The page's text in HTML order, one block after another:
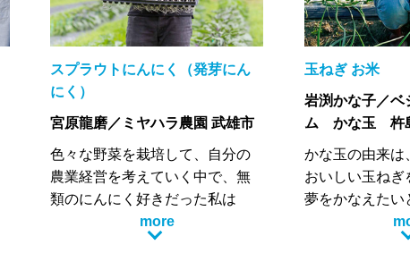
本当に美味しいのか、我家の食
卓から少しお裾分けして食べて
もらいたいなと思いポケマルに
出品することにしました。基本
漁協に全品出荷となっており自
家用なので数に限りがあります
が是非本当に美味しい海苔を堪
能してください。
スプラウトにんにく（発芽にん
にく）
宮原龍磨／ミヤハラ農園 武雄市
色々な野菜を栽培して、自分の
農業経営を考えていく中で、無
類のにんにく好きだった私は
「発芽にんにく」という野菜に
more
玉ねぎ お米
岩渕かな子／ベ
ム かな玉 杵
かな玉の由来は
おいしい玉ねぎ
夢をかなえたい
私の名前のか
な玉と名付けま